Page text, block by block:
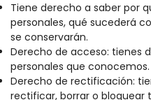
Tiene derecho a saber por
personales, qué sucederá
se conservarán.
Derecho de acceso: tienes
personales que conocemos.
Derecho de rectificación:
rectificar, borrar o bloquear